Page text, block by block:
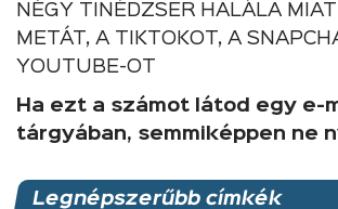
NÉGY TINÉDZSER HALÁLA
METÁT, A TIKTOKOT, A
YOUTUBE-OT
Ha ezt a számot látod egy e-
tárgyában, semmiképpen ne
Legnépszerűbb címkék